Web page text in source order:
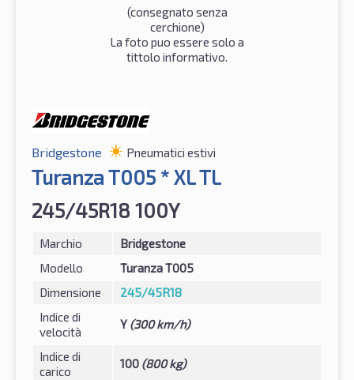
(consegnato senza
cerchione)
La foto puo essere solo a
tittolo informativo.
Bridgestone Pneumatici estivi
Turanza T005 * XL TL
245/45R18 100Y
Marchio
Bridgestone
Modello
Turanza T005
Dimensione
245/45R18
Indice di
velocità
Y (300 km/h)
Indice di
carico
100 (800 kg)